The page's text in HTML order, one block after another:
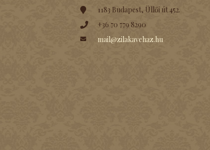
1183 Budapest, Üllői út 452.
+36 70 779 8290
mail@zilakavehaz.hu